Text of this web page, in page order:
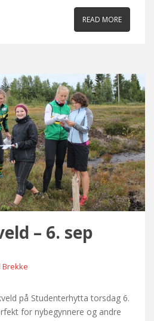
READ MORE
– 6. sep
Brekke
på Studenterhytta torsdag 6.
for nybegynnere og andre